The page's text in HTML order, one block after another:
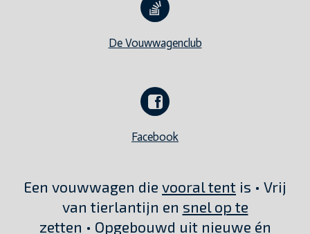
De Vouwwagenclub
Facebook
Een vouwwagen die vooral tent is • Vrij
van tierlantijn en snel op te
zetten • Opgebouwd uit nieuwe én